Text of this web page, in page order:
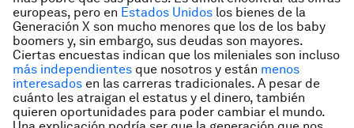
europeas, pero en Estados Unidos los bienes de la
Generación X son mucho menores que los de los baby
boomers y, sin embargo, sus deudas son mayores.
Ciertas encuestas indican que los mileniales son incluso
más independientes que nosotros y están menos
interesados en las carreras tradicionales. A pesar de
cuánto les atraigan el estatus y el dinero, también
quieren oportunidades para poder cambiar el mundo.